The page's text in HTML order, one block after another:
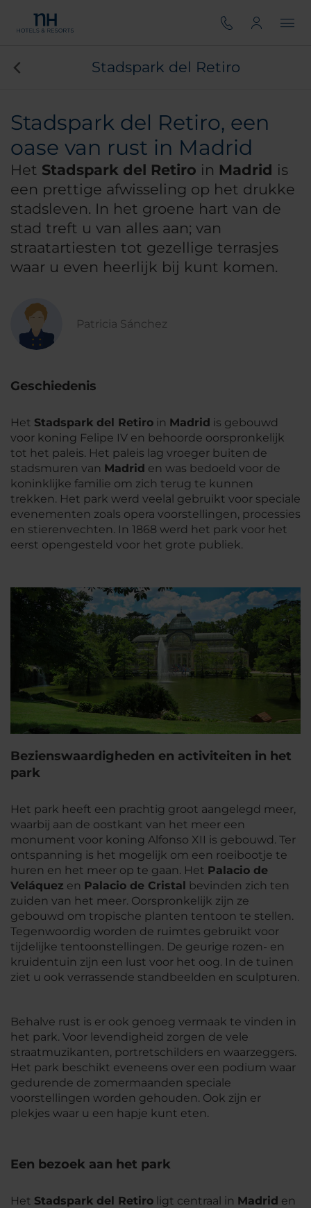
Stadspark del Retiro
Stadspark del Retiro, een
oase van rust in Madrid
Het Stadspark del Retiro in Madrid is
een prettige afwisseling op het drukke
stadsleven. In het groene hart van de
stad treft u van alles aan; van
straatartiesten tot gezellige terrasjes
waar u even heerlijk bij kunt komen.
Patricia Sánchez
Geschiedenis
Het Stadspark del Retiro in Madrid is gebouwd
voor koning Felipe IV en behoorde oorspronkelijk
tot het paleis. Het paleis lag vroeger buiten de
stadsmuren van Madrid en was bedoeld voor de
koninklijke familie om zich terug te kunnen
trekken. Het park werd veelal gebruikt voor speciale
evenementen zoals opera voorstellingen, processies
en stierenvechten. In 1868 werd het park voor het
eerst opengesteld voor het grote publiek.
Bezienswaardigheden en activiteiten in het
park
Het park heeft een prachtig groot aangelegd meer,
waarbij aan de oostkant van het meer een
monument voor koning Alfonso XII is gebouwd. Ter
ontspanning is het mogelijk om een roeibootje te
huren en het meer op te gaan. Het Palacio de
Veláquez en Palacio de Cristal bevinden zich ten
zuiden van het meer. Oorspronkelijk zijn ze
gebouwd om tropische planten tentoon te stellen.
Tegenwoordig worden de ruimtes gebruikt voor
tijdelijke tentoonstellingen. De geurige rozen- en
kruidentuin zijn een lust voor het oog. In de tuinen
ziet u ook verrassende standbeelden en sculpturen.
Behalve rust is er ook genoeg vermaak te vinden in
het park. Voor levendigheid zorgen de vele
straatmuzikanten, portretschilders en waarzeggers.
Het park beschikt eveneens over een podium waar
gedurende de zomermaanden speciale
voorstellingen worden gehouden. Ook zijn er
plekjes waar u een hapje kunt eten.
Een bezoek aan het park
Het Stadspark del Retiro ligt centraal in Madrid en